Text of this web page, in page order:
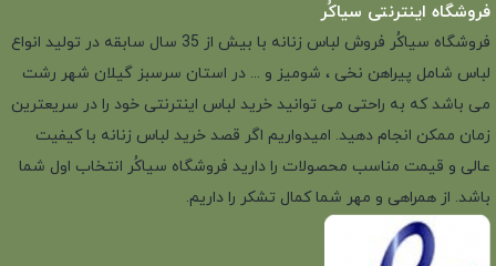
فروشگاه اینترنتی سیاکُر
فروشگاه سیاکُر فروش لباس زنانه با بیش از 35 سال سابقه در تولید انواع
لباس شامل پیراهن نخی ، شومیز و ... در استان سرسبز گیلان شهر رشت
می باشد که به راحتی می توانید خرید لباس اینترنتی خود را در سریعترین
زمان ممکن انجام دهید. امیدواریم اگر قصد خرید لباس زنانه با کیفیت
عالی و قیمت مناسب محصولات را دارید فروشگاه سیاکُر انتخاب اول شما
باشد. از همراهی و مهر شما کمال تشکر را داریم.